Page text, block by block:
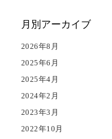
月別アーカイブ
2026年8月
2025年6月
2025年4月
2024年2月
2023年3月
2022年10月